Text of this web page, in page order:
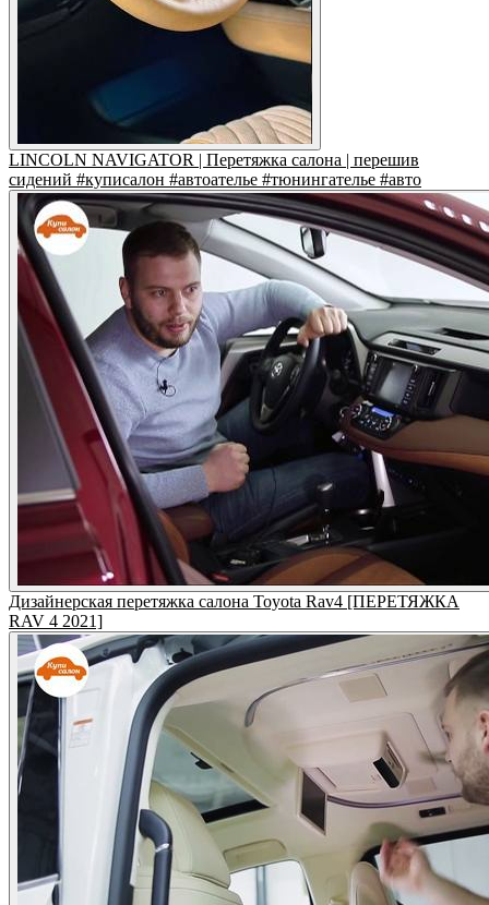
LINCOLN NAVIGATOR | Перетяжка салона | перешив
сидений #куписалон #автоателье #тюнингателье #авто
Дизайнерская перетяжка салона Toyota Rav4 [ПЕРЕТЯЖКА
RAV 4 2021]